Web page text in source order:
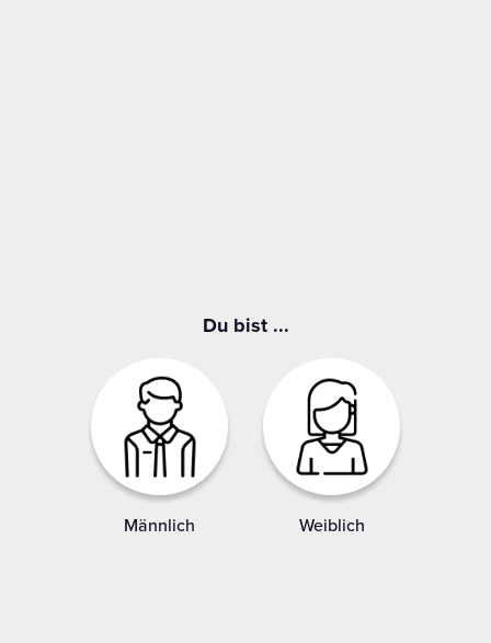
Du bist ...
Männlich Weiblich